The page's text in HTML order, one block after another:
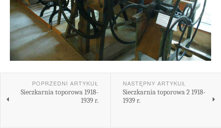
POPRZEDNI ARTYKUŁ
Sieczkarnia toporowa 1918-
1939 r.
NASTĘPNY ARTYKUŁ
Sieczkarnia toporowa 2 1918-
1939 r.